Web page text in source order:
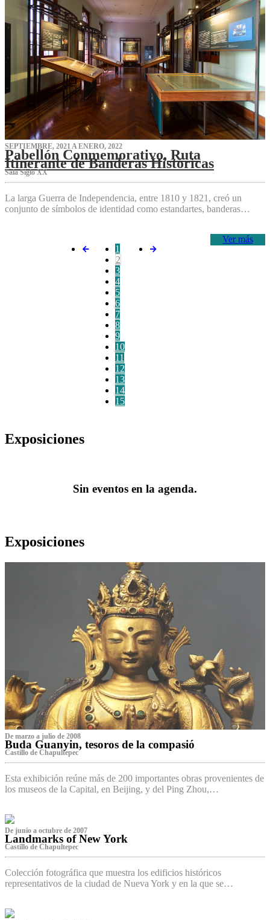
SEPTIEMBRE, 2021 A ENERO, 2022
Pabellón Conmemorativo, Ruta
Itinerante de Banderas Históricas
Sala Siglo XX
La larga Guerra de Independencia, entre 1810 y 1821, creó un
conjunto de símbolos de identidad como estandartes, banderas…
Ver más
1
2
3
4
5
6
7
8
9
10
11
12
13
14
15
Exposiciones
Sin eventos en la agenda.
Exposiciones
De marzo a julio de 2008
Buda Guanyin, tesoros de la compasió
Castillo de Chapultepec
Esta exhibición reúne más de 200 importantes obras provenientes de
los museos de la Capital, en Beijing, y del Ping Zhou,…
De junio a octubre de 2007
Landmarks of New York
Castillo de Chapultepec
Colección fotográfica que muestra los edificios históricos
representativos de la ciudad de Nueva York y en la que se…